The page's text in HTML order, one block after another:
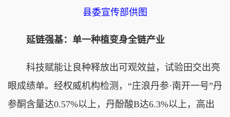
县委宣传部供图
延链强基：单一种植变身全链产业
科技赋能让良种释放出可观效益，试验田交出亮
眼成绩单。经权威机构检测，“庄浪丹参·南开一号”丹
参酮含量达0.57%以上，丹酚酸B达6.3%以上，高出